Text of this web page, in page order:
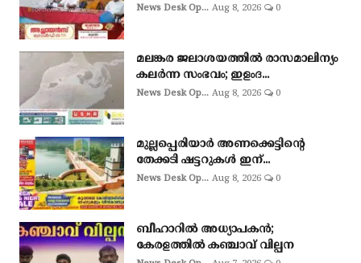
News Desk Op... Aug 8, 2026 0
മലങ്കര ജലാശയത്തിൽ രാസമാലിന്യം
കലർന്ന സംഭവം; ഇളംദ...
News Desk Op... Aug 8, 2026 0
മുല്ലപ്പെരിയാർ അണക്കെട്ടിന്റെ
തേക്കടി ഷട്ടറുകൾ ഇന്...
News Desk Op... Aug 8, 2026 0
ബീഹാറിൽ അധ്യാപകൻ;
കേരളത്തിൽ കഞ്ചാവ് വില്പന